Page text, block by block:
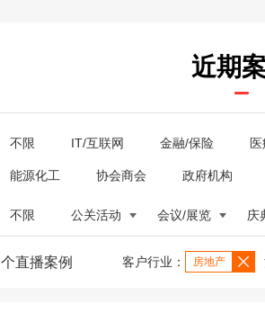
近期
不限 IT/互联网 金融/保险
能源化工 协会商会 政府机构
不限 公关活动 会议/展览 庆
个直播案例 客户行业： 房地产